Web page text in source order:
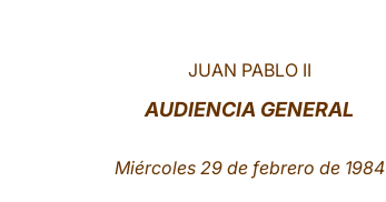
JUAN PABLO II
AUDIENCIA GENERAL
Miércoles 29 de febrero de 1984